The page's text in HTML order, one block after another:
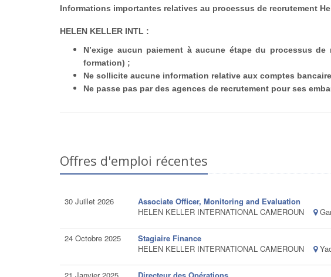
Informations importantes relatives au processus de recrutement
HELEN KELLER INTL :
N’exige aucun paiement à aucune étape du processus
formation) ;
Ne sollicite aucune information relative aux comptes
Ne passe pas par des agences de recrutement pour ses
Offres d'emploi récentes
30 Juillet 2026
Associate Officer, Monitoring and Evaluation
HELEN KELLER INTERNATIONAL CAMEROUN
24 Octobre 2025
Stagiaire Finance
HELEN KELLER INTERNATIONAL CAMEROUN